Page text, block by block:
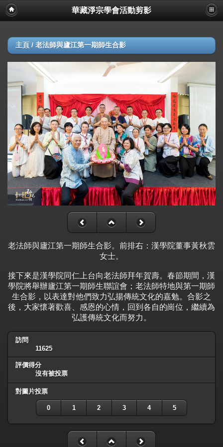
華藏淨宗學會活動剪影
主頁 / 老法師與廬江第一期師生合影
老法師與廬江第一期師生合影。前排右：漢學院董事黃秋雲
女士。
接下來是漢學院同仁上台向老法師拜年賀壽。春節期間，漢
學院將舉辦廬江第一期師生聯誼會；老法師特地與第一期師
生合影，以表達對他們致力弘揚傳統文化的嘉勉。合影之
後，大家懷著歡喜、感恩的心情，回到各自的崗位，繼續為
弘護傳統文化而努力。
訪問
11625
評價得分
沒有被投票
對圖片投票
0 1 2 3 4 5